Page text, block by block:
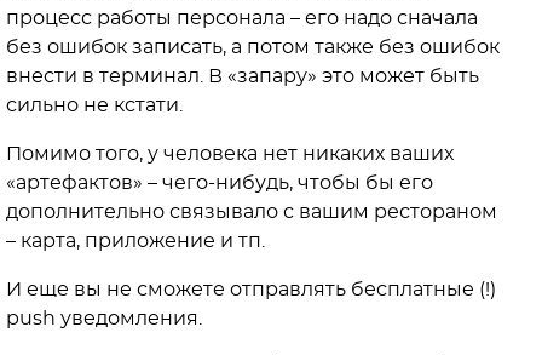
процесс работы персонала – его надо сначала
без ошибок записать, а потом также без ошибок
внести в терминал. В «запару» это может быть
сильно не кстати.
Помимо того, у человека нет никаких ваших
«артефактов» – чего-нибудь, чтобы бы его
дополнительно связывало с вашим рестораном
– карта, приложение и тп.
И еще вы не сможете отправлять бесплатные (!)
push уведомления.